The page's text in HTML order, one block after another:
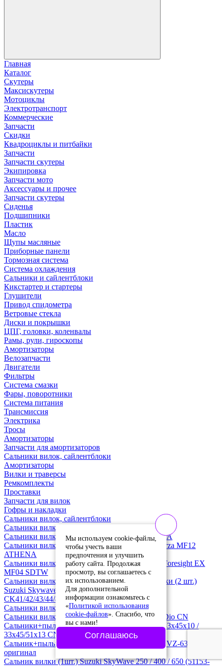
Главная
Каталог
Скутеры
Максискутеры
Мотоциклы
Электротранспорт
Коммерческие
Запчасти
Скидки
Квадроциклы и питбайки
Запчасти
Запчасти скутеры
Экипировка
Запчасти мото
Аксессуары и прочее
Запчасти скутеры
Сиденья
Подшипники
Пластик
Масло
Щупы масляные
Приборные панели
Тормозная система
Система охлаждения
Сальники и сайлентблоки
Кикстартер и стартеры
Глушители
Привод спидометра
Ветровые стекла
Диски и покрышки
ЦПГ, головки, коленвалы
Рамы, рули, гироскопы
Амортизаторы
Велозапчасти
Двигатели
Фильтры
Система смазки
Фары, поворотники
Система питания
Трансмиссия
Электрика
Тросы
Амортизаторы
Запчасти для амортизаторов
Сальники вилок, сайлентблоки
Амортизаторы
Вилки и траверсы
Ремкомплекты
Проставки
Запчасти для вилок
Гофры и накладки
Сальники вилок, сайлентблоки
Сальники вилки (2шт.) 30х40х8/9 WAS
Сальники вилки (2 шт.) 41х53х10,5 мм. ATHENA
Сальники вилки (2 шт.) 35х48х11 мм. Honda Forza MF12
ATHENA
Сальники вилки (2 шт.) 33х46х10,8 мм. Honda Foresight EX
MF04 SDTW
Сальники вилки 41х53х8/10,5 (2 шт.) + пыльники (2 шт.)
Suzuki Skywave 250/400 CJ41/42/43/44/45/46,
CK41/42/43/44/45/46, Yamaha Majesty 400 CN
Сальники вилки (2 шт.) 33х46х10,5 ATHENA
Сальники вилки (2 шт.) 27х39х10,5 мм. Honda Dio CN
Сальники+пыльники переднего амортизатора 33х45х10 /
33х45/51х13 CN
Сальник+пыльник вилки Honda Forza (51490-KVZ-631)
оригинал
Сальник вилки (1шт.) Suzuki SkyWave 250 / 400 / 650 (51153-
Мы используем cookie-файлы,
чтобы учесть ваши
предпочтения и улучшить
работу сайта. Продолжая
просмотр, вы соглашаетесь с
их использованием.
Для дополнительной
информации ознакомьтесь с
«Политикой использования
cookie-файлов». Спасибо, что
вы с нами!
Соглашаюсь